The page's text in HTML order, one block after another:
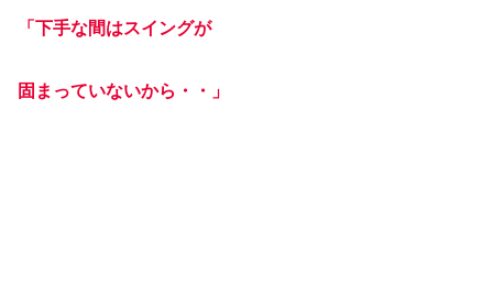
「下手な間はスイングが
固まっていないから・・」